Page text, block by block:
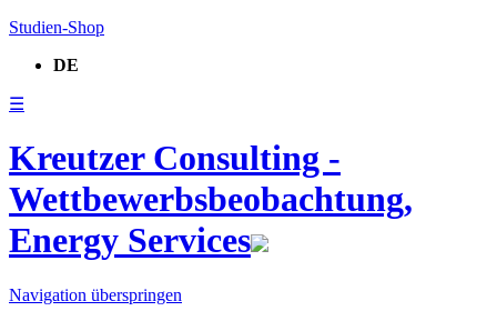
Studien-Shop
DE
☰
Kreutzer Consulting -
Wettbewerbsbeobachtung,
Energy Services
Navigation überspringen